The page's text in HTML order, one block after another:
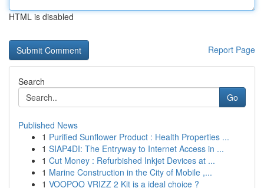
HTML is disabled
Report Page
Search
Go
Published News
1 Purified Sunflower Product : Health Properties ...
1 SIAP4DI: The Entryway to Internet Access in ...
1 Cut Money : Refurbished Inkjet Devices at ...
1 Marine Construction in the City of Mobile ,...
1 VOOPOO VRIZZ 2 Kit is a ideal choice ?